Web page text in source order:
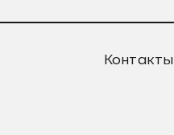
Контакты